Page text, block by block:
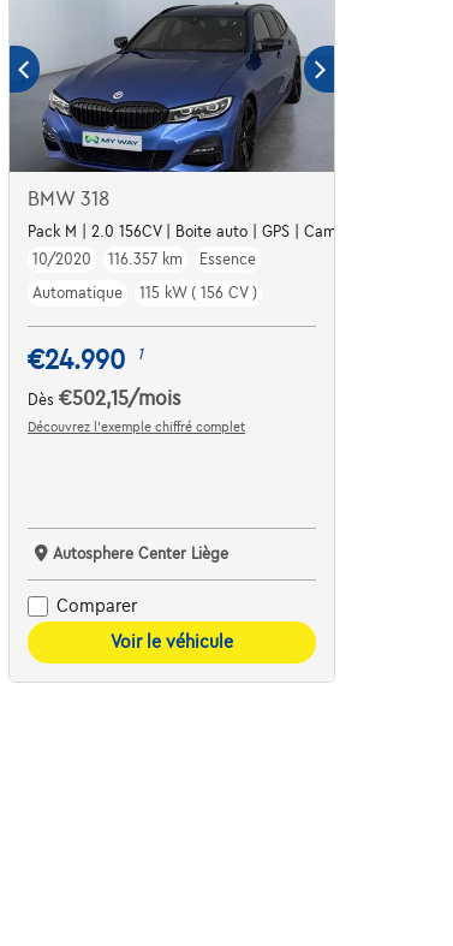
ASSIST |
BMW 318
Pack M | 2.0 156CV | Boite auto | GPS | Caméra | Capteurs
10/2020
116.357 km
Essence
Automatique
115 kW ( 156 CV )
€24.990 1
Dès€502,15/mois
Découvrez l’exemple chiffré complet
Autosphere Center Liège
Comparer
Voir le véhicule